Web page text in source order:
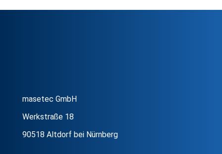
masetec GmbH
Werkstraße 18
90518 Altdorf bei Nürnberg